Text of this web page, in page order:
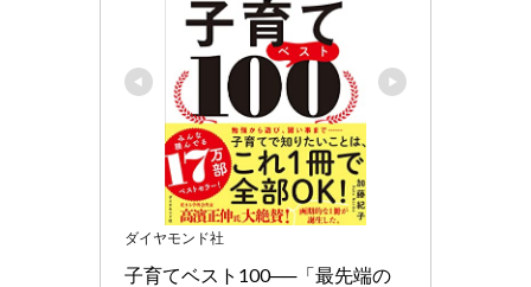
ダイヤモンド社
子育てベスト100──「最先端の